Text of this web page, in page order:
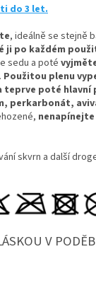
do 3 let.
, ideálně se stejně
ji po každém
sedu a poté
Použitou plenu
teprve poté hlavní
perkarbonát,
skvrn a další
V